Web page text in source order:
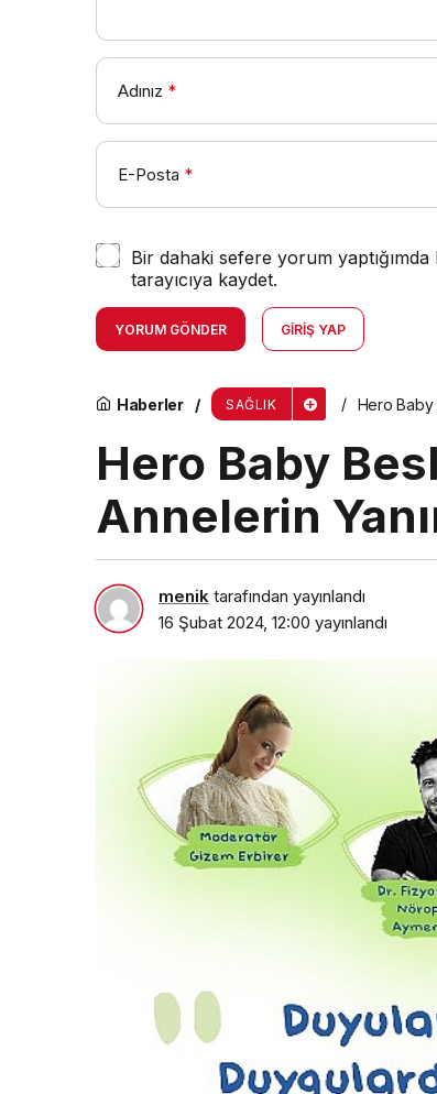
Adınız *
E-Posta *
Bir dahaki sefere yorum
tarayıcıya kaydet.
YORUM GÖNDER GIRIŞ YAP
Haberler SAĞLIK Hero Baby
Hero Baby
Annelerin
menik tarafından yayınlandı
16 Şubat 2024, 12:00 yayınlandı